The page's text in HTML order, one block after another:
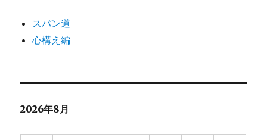
スパン道
心構え編
2026年8月